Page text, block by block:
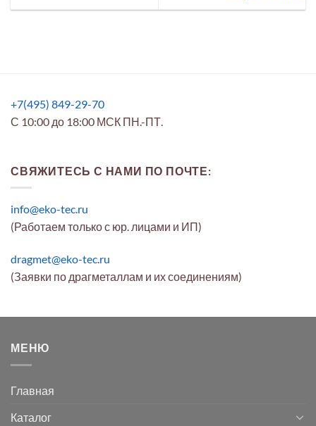
+7(495) 849-29-70
С 10:00 до 18:00 МСК ПН.-ПТ.
СВЯЖИТЕСЬ С НАМИ ПО ПОЧТЕ:
info@eko-tec.ru
(Работаем только с юр. лицами и ИП)
dragmet@eko-tec.ru
(Заявки по драгметаллам и их соединениям)
МЕНЮ
Главная
Каталог